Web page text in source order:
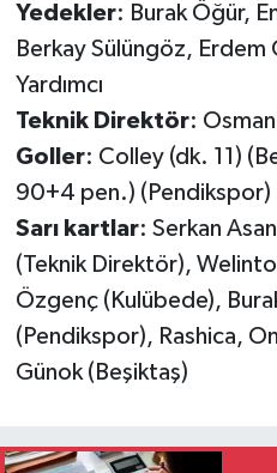
Yedekler: Burak Öğür,
Berkay Sülüngöz, Erdem
Yardımcı
Teknik Direktör:
Goller: Colley (dk. 11)
90+4 pen.) (Pendikspor)
Sarı kartlar: Serkan
(Teknik Direktör),
Özgenç (Kulübede),
(Pendikspor), Rashica,
Günok (Beşiktaş)